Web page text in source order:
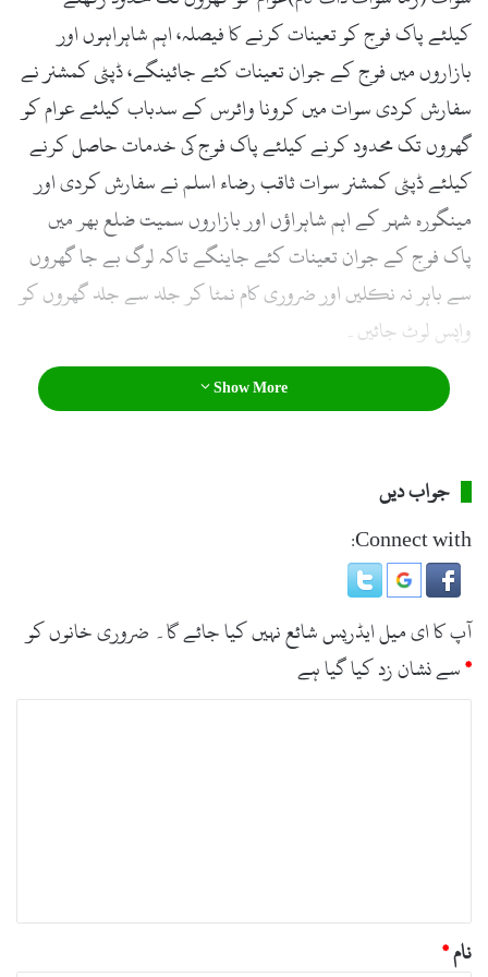
کیلئے پاک فوج کو تعینات کرنے کا فیصلہ، اہم شاہراہوں اور
بازاروں میں فوج کے جوان تعینات کئے جائینگے، ڈپٹی کمشنر نے
سفارش کردی سوات میں کرونا وائرس کے سدباب کیلئے عوام کو
گھروں تک محدود کرنے کیلئے پاک فوج کی خدمات حاصل کرنے
کیلئے ڈپٹی کمشنر سوات ثاقب رضاء اسلم نے سفارش کردی اور
مینگورہ شہر کے اہم شاہراؤں اور بازاروں سمیت ضلع بھر میں
پاک فوج کے جوان تعینات کئے جاینگے تاکہ لوگ بے جا گھروں
سے باہر نہ نکلیں اور ضروری کام نمٹا کر جلد سے جلد گھروں کو
واپس لوٹ جائیں۔
Show More
جواب دیں
Connect with:
آپ کا ای میل ایڈریس شائع نہیں کیا جائے گا۔ ضروری خانوں کو
*سے نشان زد کیا گیا ہے
نام*